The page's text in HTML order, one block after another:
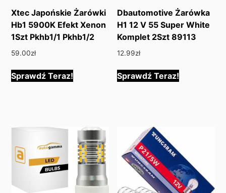
Xtec Japońskie Żarówki
Hb1 5900K Efekt Xenon
1Szt Pkhb1/1 Pkhb1/2
59.00zł
Sprawdź Teraz!
Dbautomotive Żarówka
H1 12 V 55 Super White
Komplet 2Szt 89113
12.99zł
Sprawdź Teraz!